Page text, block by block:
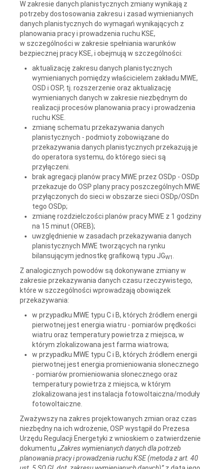
W zakresie danych planistycznych zmiany wynikają z
potrzeby dostosowania zakresu i zasad wymienianych
danych planistycznych do wymagań wynikających z
planowania pracy i prowadzenia ruchu KSE,
w szczególności w zakresie spełniania warunków
bezpiecznej pracy KSE, i obejmują w szczególności:
aktualizację zakresu danych planistycznych
wymienianych pomiędzy właścicielem zakładu MWE,
OSD i OSP, tj. rozszerzenie oraz aktualizację
wymienianych danych w zakresie niezbędnym do
realizacji procesów planowania pracy i prowadzenia
ruchu KSE.
zmianę schematu przekazywania danych
planistycznych - podmioty zobowiązane do
przekazywania danych planistycznych przekazują je
do operatora systemu, do którego sieci są
przyłączeni.
brak agregacji planów pracy MWE przez OSDp - OSDp
przekazuje do OSP plany pracy poszczególnych MWE
przyłączonych do sieci w obszarze sieci OSDp/OSDn
tego OSDp;
zmianę rozdzielczości planów pracy MWE z 1 godziny
na 15 minut (OREB);
uwzględnienie w zasadach przekazywania danych
planistycznych MWE tworzących na rynku
bilansującym jednostkę grafikową typu JGW1
Z analogicznych powodów są dokonywane zmiany w
zakresie przekazywania danych czasu rzeczywistego,
które w szczególności wprowadzają obowiązek
przekazywania:
w przypadku MWE typu C i B, których źródłem energii
pierwotnej jest energia wiatru - pomiarów prędkości
wiatru oraz temperatury powietrza z miejsca, w
którym zlokalizowana jest farma wiatrowa;
w przypadku MWE typu C i B, których źródłem energii
pierwotnej jest energia promieniowania słonecznego
- pomiarów promieniowania słonecznego oraz
temperatury powietrza z miejsca, w którym
zlokalizowana jest instalacja fotowoltaiczna/moduły
fotowoltaiczne.
Zważywszy na zakres projektowanych zmian oraz czas
niezbędny na ich wdrożenie, OSP wystąpił do Prezesa
Urzędu Regulacji Energetyki z wnioskiem o zatwierdzenie
dokumentu „Zakres wymienianych danych dla potrzeb
planowania pracy i prowadzenia ruchu KSE (metoda z art. 40